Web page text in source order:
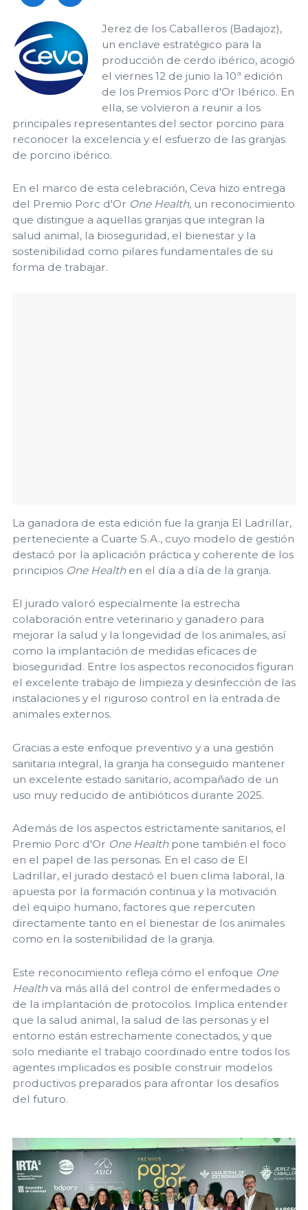
Jerez de los Caballeros (Badajoz),
un enclave estratégico para la
producción de cerdo ibérico, acogió
el viernes 12 de junio la 10ª edición
de los Premios Porc d'Or Ibérico. En
ella, se volvieron a reunir a los
principales representantes del sector porcino para
reconocer la excelencia y el esfuerzo de las granjas
de porcino ibérico.
En el marco de esta celebración, Ceva hizo entrega
del Premio Porc d'Or One Health, un reconocimiento
que distingue a aquellas granjas que integran la
salud animal, la bioseguridad, el bienestar y la
sostenibilidad como pilares fundamentales de su
forma de trabajar.
La ganadora de esta edición fue la granja El Ladrillar,
perteneciente a Cuarte S.A., cuyo modelo de gestión
destacó por la aplicación práctica y coherente de los
principios One Healthen el día a día de la granja.
El jurado valoró especialmente la estrecha
colaboración entre veterinario y ganadero para
mejorar la salud y la longevidad de los animales, así
como la implantación de medidas eficaces de
bioseguridad. Entre los aspectos reconocidos figuran
el excelente trabajo de limpieza y desinfección de las
instalaciones y el riguroso control en la entrada de
animales externos.
Gracias a este enfoque preventivo y a una gestión
sanitaria integral, la granja ha conseguido mantener
un excelente estado sanitario, acompañado de un
uso muy reducido de antibióticos durante 2025.
Además de los aspectos estrictamente sanitarios, el
Premio Porc d'Or One Healthpone también el foco
en el papel de las personas. En el caso de El
Ladrillar, el jurado destacó el buen clima laboral, la
apuesta por la formación continua y la motivación
del equipo humano, factores que repercuten
directamente tanto en el bienestar de los animales
como en la sostenibilidad de la granja.
Este reconocimiento refleja cómo el enfoque One
Healthva más allá del control de enfermedades o
de la implantación de protocolos. Implica entender
que la salud animal, la salud de las personas y el
entorno están estrechamente conectados, y que
solo mediante el trabajo coordinado entre todos los
agentes implicados es posible construir modelos
productivos preparados para afrontar los desafíos
del futuro.